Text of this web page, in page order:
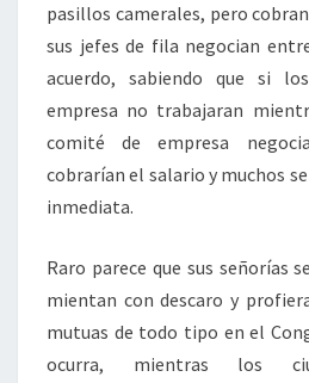
pasillos camerales, pero
sus jefes de fila negocian
acuerdo, sabiendo que si
empresa no trabajaran
comité de empresa
cobrarían el salario y muchos
inmediata.
Raro parece que sus señorías
mientan con descaro y
mutuas de todo tipo en el
ocurra, mientras los